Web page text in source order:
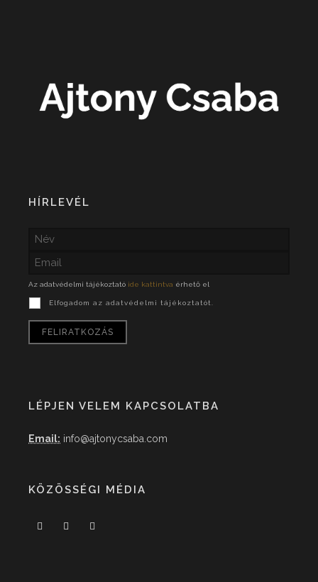
HÍRLEVÉL
Az adatvédelmi tájékoztató ide kattintva érhető el
Elfogadom az adatvédelmi tájékoztatót.
LÉPJEN VELEM KAPCSOLATBA
Email: info@ajtonycsaba.com
KÖZÖSSÉGI MÉDIA